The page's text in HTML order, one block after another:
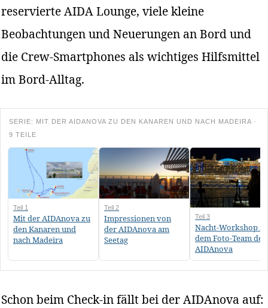
reservierte AIDA Lounge, viele kleine
Beobachtungen und Neuerungen an Bord und
die Crew-Smartphones als wichtiges Hilfsmittel
im Bord-Alltag.
SERIE: MIT DER AIDANOVA ZU DEN KANAREN UND NACH MADEIRA ·
9 TEILE
Teil 1
Mit der AIDAnova zu
den Kanaren und
nach Madeira
Teil 2
Impressionen von
der AIDAnova am
Seetag
Teil 3
Nacht-Workshop
dem Foto-Team der
AIDAnova
Schon beim Check-in fällt bei der AIDAnova auf: